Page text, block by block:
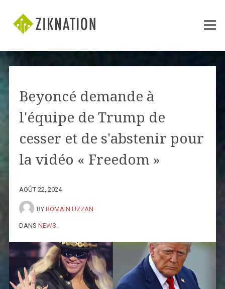
Beyoncé demande à
l'équipe de Trump de
cesser et de s'abstenir pour
la vidéo « Freedom »
AOÛT 22, 2024
BY ROMAIN UZZAN
DANS NEWS